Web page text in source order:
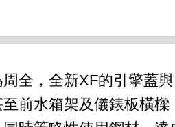
全，全新XF的引擎蓋
前水箱架及儀錶板橫